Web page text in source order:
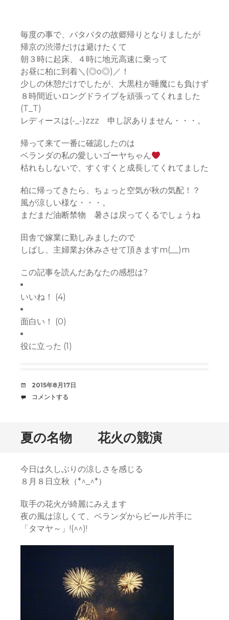
毎度の事で、バタバタの故郷帰りとなりましたが
帰京の渋滞だけは避けたくて
朝３時に起床、４時に地元高速に乗って
お昼に柏に到着＼(◎o◎)／！
少しの休憩だけでしたが、大黒柱が睡魔にも負けず
８時間近いロングドライブを頑張ってくれました
(T_T)
レディースは(-_-)zzz 申し訳ありません・・・。
帰って来て一番に確認したのは
ベランダの私の愛しいゴーヤちゃん
枯れもしないで、すくすくと成長してくれてました
柏に帰ってきたら、ちょっと空気が秋の気配！？
風が涼しい様な・・・。
まだまだ油断禁物 暑さは戻ってくるでしょうね
田舎で嫁業に勤しみましたので
しばし、主婦業お休みさせて頂きますm(__)m
この記事を読んだあなたの感想は?
いいね！ (4)
面白い！ (0)
役に立った (1)
デ
ー
2015年8月17日
コ
コメントする
夏の名物 花火の競演
今日は久しぶりの涼しさを感じる
８月８日立秋（*^_^*）
取手の花火が綺麗にみえます
夜の風は涼しくて、ベランダからビール片手に
「タマヤ～」!(^^)!